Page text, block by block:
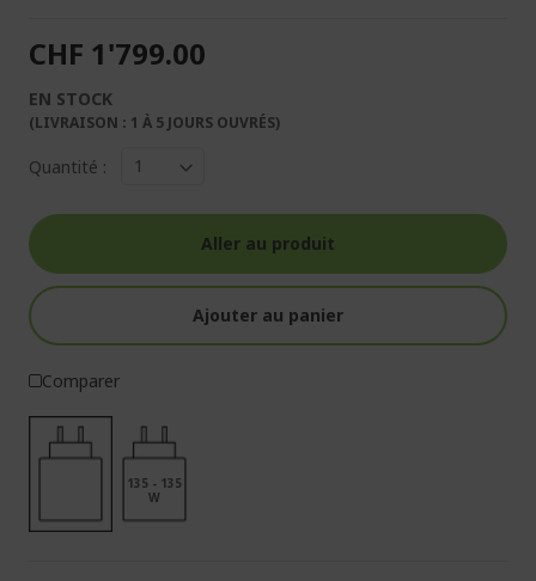
CHF 1'799.00
EN STOCK
(LIVRAISON : 1 À 5 JOURS OUVRÉS)
Quantité :
Aller au produit
Ajouter au panier
Comparer
135 - 135
W